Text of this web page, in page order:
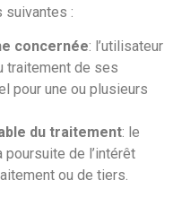
suivantes :
concernée: l’utilisateur
traitement de ses
pour une ou plusieurs
du traitement: le
de l’intérêt
ou de tiers.